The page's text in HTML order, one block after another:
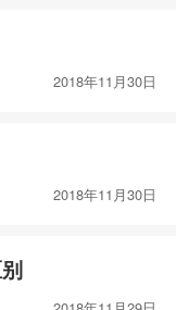
2018年11月30日
2018年11月30日